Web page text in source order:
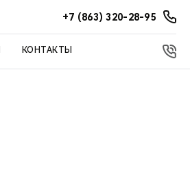
+7 (863) 320-28-95
КОНТАКТЫ